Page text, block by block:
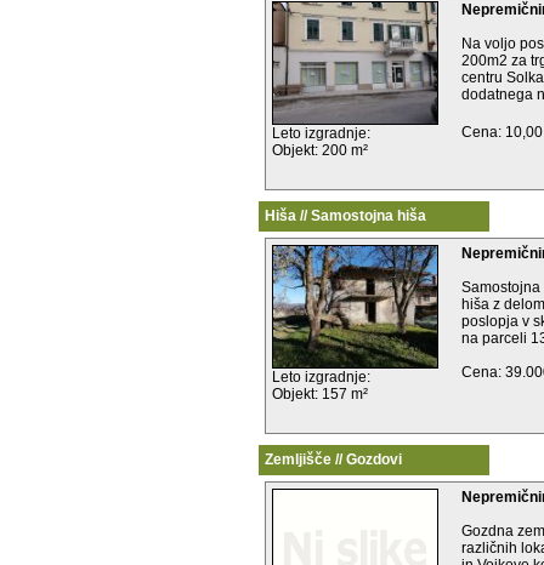
Leto izgradnje:
Objekt: 200 m²
Na voljo
200m2 za
centru
dodatnega
Cena:
Hiša // Samostojna hiša
Leto izgradnje:
Objekt: 157 m²
hiša z
poslopja v
na parceli
Cena:
Zemljišče // Gozdovi
Gozdna
različnih